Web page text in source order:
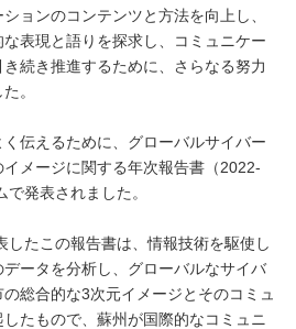
ョンのコンテンツと方法を向上し、
表現と語りを探求し、コミュニケー
続き推進するために、さらなる努力
。
伝えるために、グローバルサイバー
メージに関する年次報告書（2022-
発表されました。
したこの報告書は、情報技術を駆使し
ータを分析し、グローバルなサイバ
総合的な3次元イメージとそのコミュ
たもので、蘇州が国際的なコミュニ